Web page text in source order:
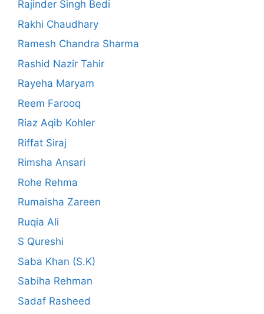
Rajinder Singh Bedi
Rakhi Chaudhary
Ramesh Chandra Sharma
Rashid Nazir Tahir
Rayeha Maryam
Reem Farooq
Riaz Aqib Kohler
Riffat Siraj
Rimsha Ansari
Rohe Rehma
Rumaisha Zareen
Ruqia Ali
S Qureshi
Saba Khan (S.K)
Sabiha Rehman
Sadaf Rasheed